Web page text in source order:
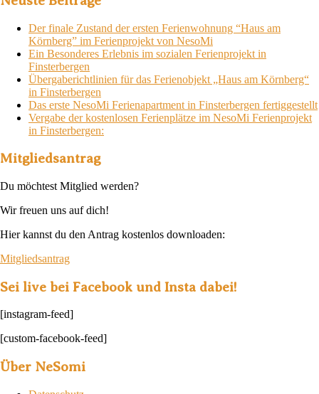
Der finale Zustand der ersten Ferienwohnung “Haus am
Körnberg” im Ferienprojekt von NesoMi
Ein Besonderes Erlebnis im sozialen Ferienprojekt in
Finsterbergen
Übergaberichtlinien für das Ferienobjekt „Haus am Körnberg“
in Finsterbergen
Das erste NesoMi Ferienapartment in Finsterbergen fertiggestellt
Vergabe der kostenlosen Ferienplätze im NesoMi Ferienprojekt
in Finsterbergen:
Mitgliedsantrag
Du möchtest Mitglied werden?
Wir freuen uns auf dich!
Hier kannst du den Antrag kostenlos downloaden:
Mitgliedsantrag
Sei live bei Facebook und Insta dabei!
[instagram-feed]
[custom-facebook-feed]
Über NeSomi